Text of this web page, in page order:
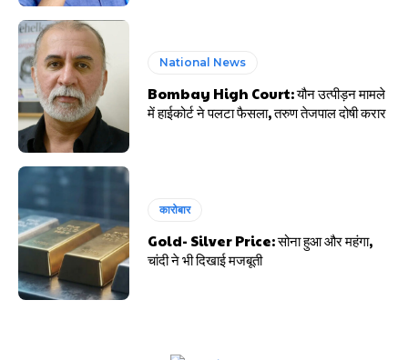
National News
Bombay High Court: यौन उत्पीड़न मामले
में हाईकोर्ट ने पलटा फैसला, तरुण तेजपाल दोषी करार
कारोबार
Gold- Silver Price: सोना हुआ और महंगा,
चांदी ने भी दिखाई मजबूती